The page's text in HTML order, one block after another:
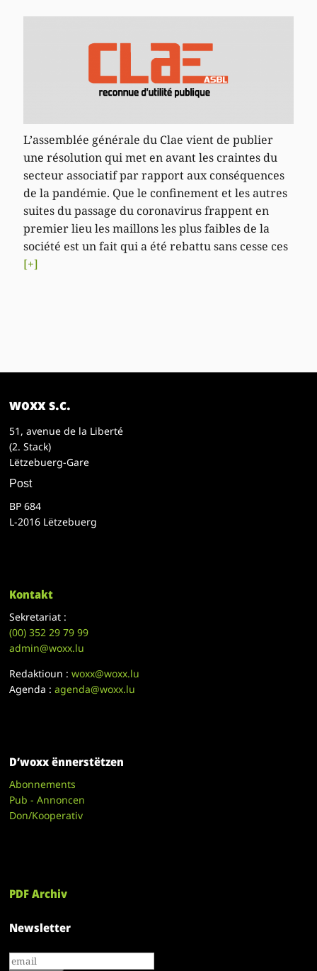
L’assemblée générale du Clae vient de publier
une résolution qui met en avant les craintes du
secteur associatif par rapport aux conséquences
de la pandémie. Que le confinement et les autres
suites du passage du coronavirus frappent en
premier lieu les maillons les plus faibles de la
société est un fait qui a été rebattu sans cesse ces
[+]
woxx s.c.
51, avenue de la Liberté
(2. Stack)
Lëtzebuerg-Gare
Post
BP 684
L-2016 Lëtzebuerg
Kontakt
Sekretariat :
(00)352 29 79 99
admin@woxx.lu
Redaktioun :woxx@woxx.lu
Agenda :agenda@woxx.lu
D’woxx ënnerstëtzen
Abonnements
Pub - Annoncen
Don/Kooperativ
PDF Archiv
Newsletter